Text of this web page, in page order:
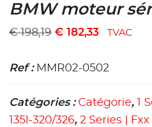
BMW moteur
€198,19 € 182,33 TVAC
Ref : MMR02-0502
Catégories : Catégorie,
1
135I-320/326, 2 Series |